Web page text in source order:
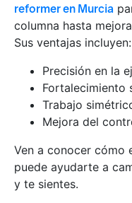
reformer en Murcia
columna hasta
Sus ventajas incluyen:
Precisión en la
Fortalecimiento
Trabajo
Mejora del
Ven a conocer cómo
puede ayudarte a
y te sientes.